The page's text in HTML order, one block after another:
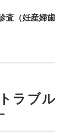
査（妊産婦歯
ラブル